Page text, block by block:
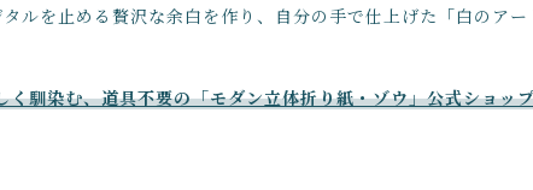
ルを止める贅沢な余白を作り、自分の手で仕上げた「白のア
馴染む、道具不要の「モダン立体折り紙・ゾウ」公式ショッ